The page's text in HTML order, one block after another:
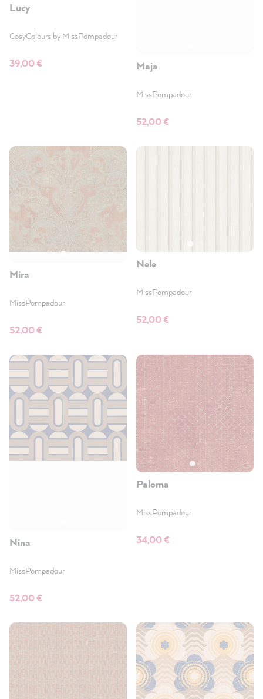
Lucy
CosyColours by MissPompadour
39,00 € Maja
MissPompadour
52,00 €
Mira
MissPompadour
52,00 €
Nele
MissPompadour
52,00 €
Nina
MissPompadour
52,00 €
Paloma
MissPompadour
34,00 €